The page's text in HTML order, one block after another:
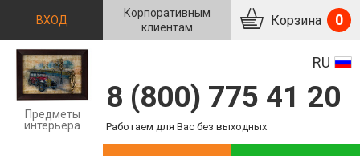
ВХОД
Корпоративным
клиентам
Корзина 0
Предметы
интерьера
RU
8 (800) 775 41 20
Работаем для Вас без выходных